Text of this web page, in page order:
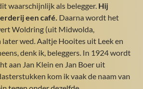
waarschijnlijk als belegger. Hij
een café. Daarna wordt het
Woldring (uit Midwolda,
wed. Aaltje Hooites uit Leek en
denk ik, beleggers. In 1924 wordt
aan Jan Klein en Jan Boer uit
kom ik vaak de naam van